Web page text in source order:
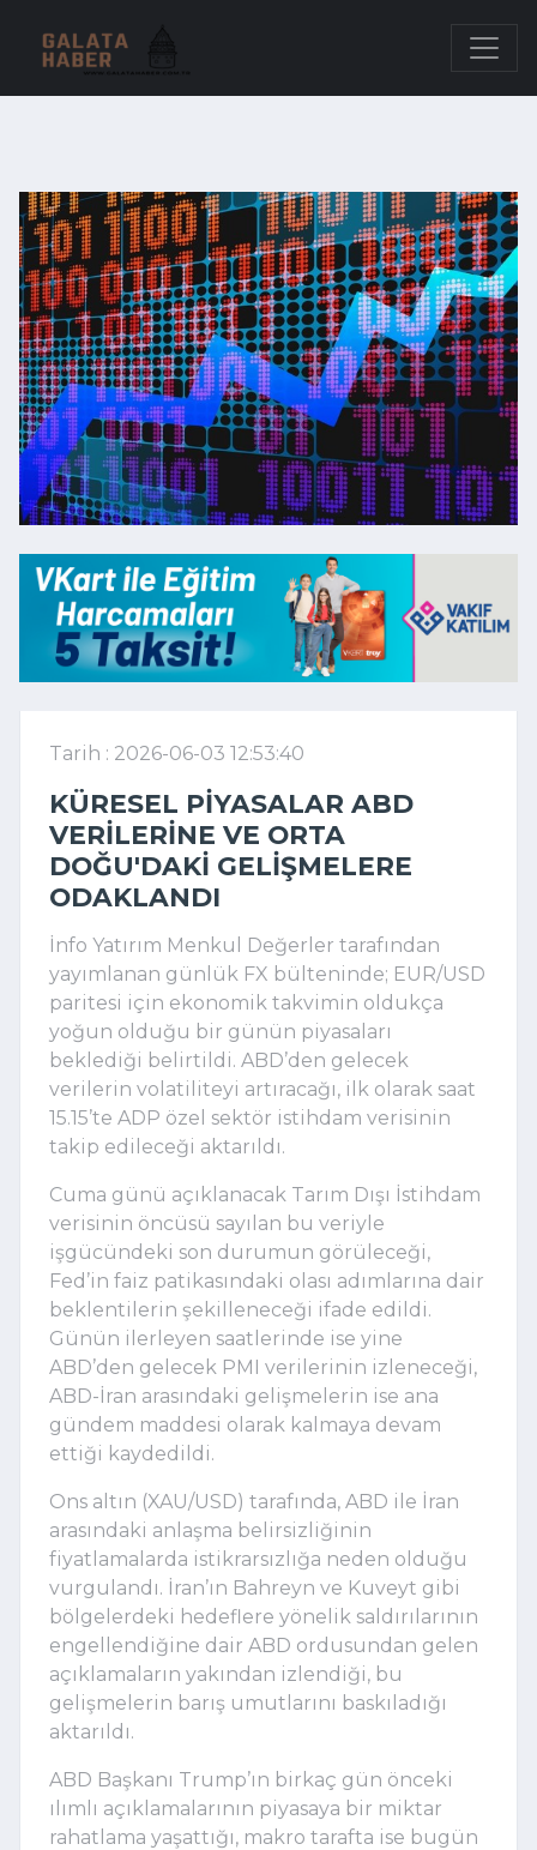
Tarih : 2026-06-03 12:53:40
KÜRESEL PIYASALAR ABD
VERILERINE VE ORTA
DOĞU'DAKI GELIŞMELERE
ODAKLANDI
İnfo Yatırım Menkul Değerler tarafından
yayımlanan günlük FX bülteninde; EUR/USD
paritesi için ekonomik takvimin oldukça
yoğun olduğu bir günün piyasaları
beklediği belirtildi. ABD’den gelecek
verilerin volatiliteyi artıracağı, ilk olarak saat
15.15’te ADP özel sektör istihdam verisinin
takip edileceği aktarıldı.
Cuma günü açıklanacak Tarım Dışı İstihdam
verisinin öncüsü sayılan bu veriyle
işgücündeki son durumun görüleceği,
Fed’in faiz patikasındaki olası adımlarına dair
beklentilerin şekilleneceği ifade edildi.
Günün ilerleyen saatlerinde ise yine
ABD’den gelecek PMI verilerinin izleneceği,
ABD-İran arasındaki gelişmelerin ise ana
gündem maddesi olarak kalmaya devam
ettiği kaydedildi.
Ons altın (XAU/USD) tarafında, ABD ile İran
arasındaki anlaşma belirsizliğinin
fiyatlamalarda istikrarsızlığa neden olduğu
vurgulandı. İran’ın Bahreyn ve Kuveyt gibi
bölgelerdeki hedeflere yönelik saldırılarının
engellendiğine dair ABD ordusundan gelen
açıklamaların yakından izlendiği, bu
gelişmelerin barış umutlarını baskıladığı
aktarıldı.
ABD Başkanı Trump’ın birkaç gün önceki
ılımlı açıklamalarının piyasaya bir miktar
rahatlama yaşattığı, makro tarafta ise bugün